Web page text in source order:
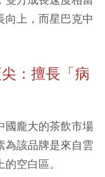
向上，而星巴克中
：擅長「病
國龐大的茶飲市場
為該品牌是來自雲
空白區。